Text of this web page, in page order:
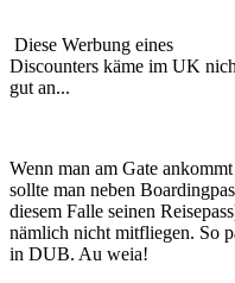
Diese Werbung eines
Discounters käme im UK
gut an...
Wenn man am Gate
sollte man neben
diesem Falle seinen
nämlich nicht mitfliegen. So
in DUB. Au weia!